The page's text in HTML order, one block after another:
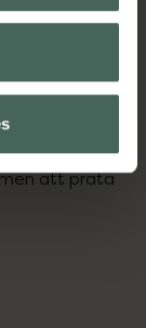
från Skåne i
och på
uppdrag att
att prata